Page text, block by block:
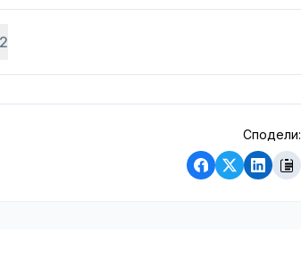
2
Сподели: